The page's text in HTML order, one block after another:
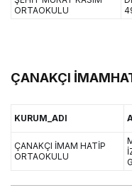
ORTAOKULU
ÇANAKÇI
KURUM_ADI
ÇANAKÇI İMAM HATİP
ORTAOKULU